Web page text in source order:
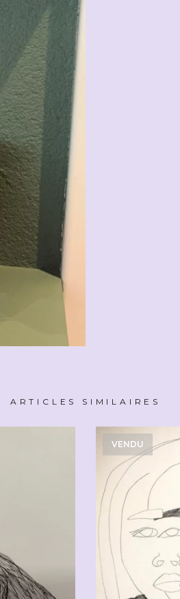
ARTICLES SIMILAIRES
VENDU